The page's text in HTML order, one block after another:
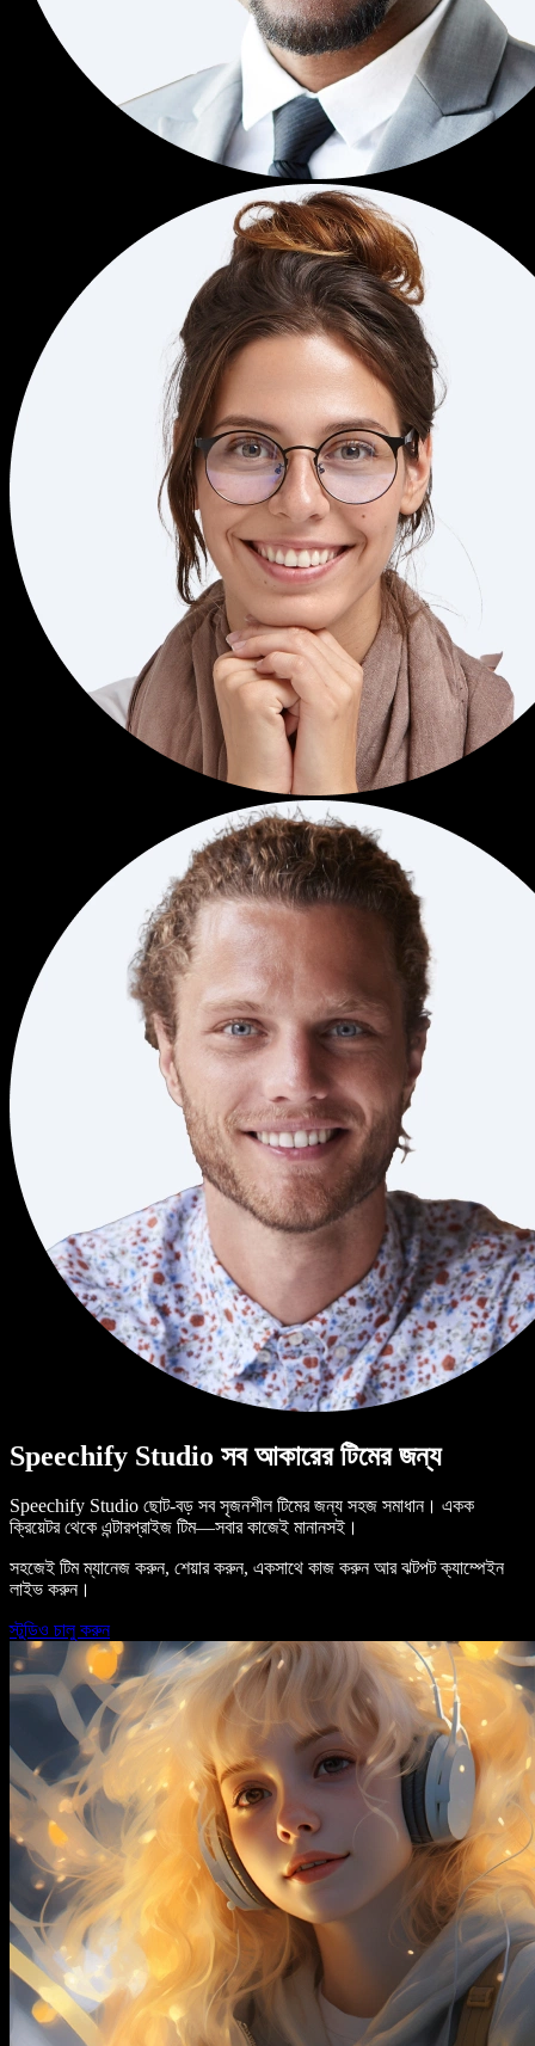
Speechify Studio সব আকারের টিমের জন্য
Speechify Studio ছোট-বড় সব সৃজনশীল টিমের জন্য সহজ সমাধান। একক
ক্রিয়েটর থেকে এন্টারপ্রাইজ টিম—সবার কাজেই মানানসই।
সহজেই টিম ম্যানেজ করুন, শেয়ার করুন, একসাথে কাজ করুন আর ঝটপট ক্যাম্পেইন
লাইভ করুন।
স্টুডিও চালু করুন